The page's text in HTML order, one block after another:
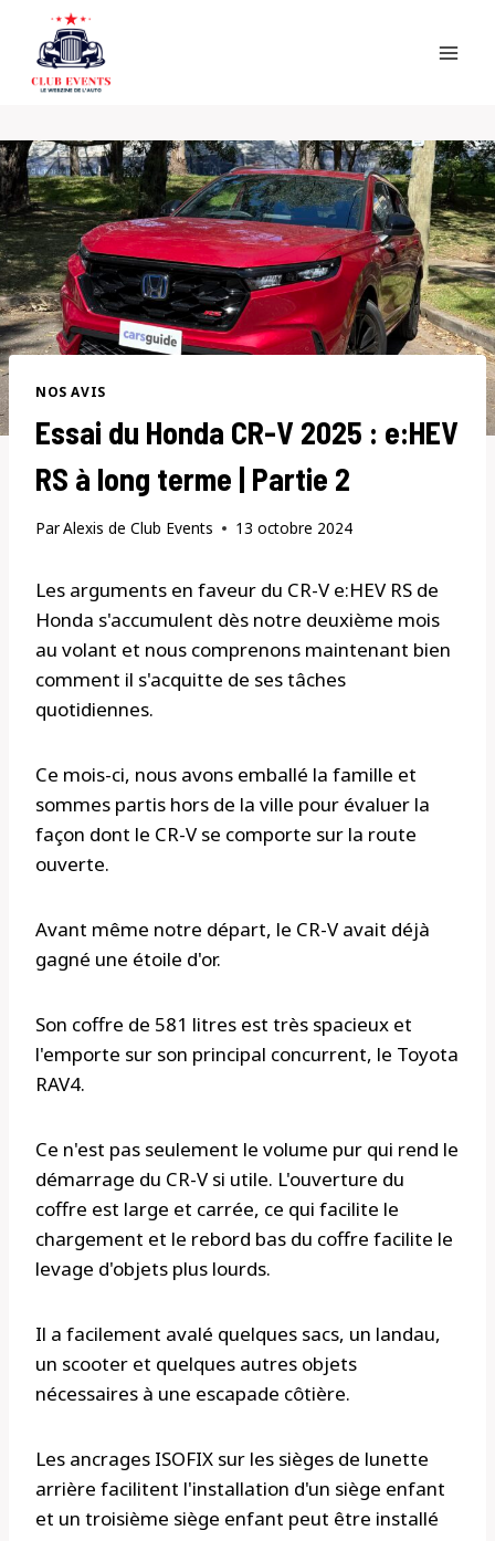
content
NOS AVIS
Essai du Honda CR-V 2025 : e:HEV
RS à long terme | Partie 2
ParAlexis de Club Events 13 octobre 2024
Les arguments en faveur du CR-V e:HEV RS de
Honda s'accumulent dès notre deuxième mois
au volant et nous comprenons maintenant bien
comment il s'acquitte de ses tâches
quotidiennes.
Ce mois-ci, nous avons emballé la famille et
sommes partis hors de la ville pour évaluer la
façon dont le CR-V se comporte sur la route
ouverte.
Avant même notre départ, le CR-V avait déjà
gagné une étoile d'or.
Son coffre de 581 litres est très spacieux et
l'emporte sur son principal concurrent, le Toyota
RAV4.
Ce n'est pas seulement le volume pur qui rend le
démarrage du CR-V si utile. L'ouverture du
coffre est large et carrée, ce qui facilite le
chargement et le rebord bas du coffre facilite le
levage d'objets plus lourds.
Il a facilement avalé quelques sacs, un landau,
un scooter et quelques autres objets
nécessaires à une escapade côtière.
Les ancrages ISOFIX sur les sièges de lunette
arrière facilitent l'installation d'un siège enfant
et un troisième siège enfant peut être installé